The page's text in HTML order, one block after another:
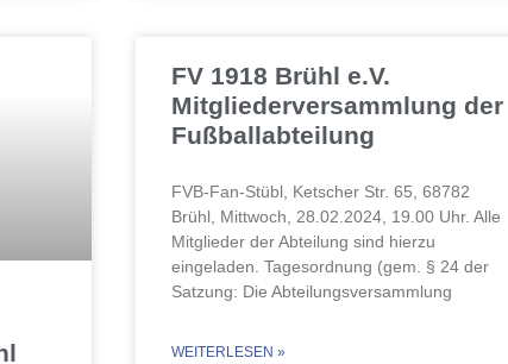
FV 1918 Brühl e.V.
Mitgliederversammlung der
Fußballabteilung
FVB-Fan-Stübl, Ketscher Str. 65, 68782
Brühl, Mittwoch, 28.02.2024, 19.00 Uhr. Alle
Mitglieder der Abteilung sind hierzu
eingeladen. Tagesordnung (gem. § 24 der
Satzung: Die Abteilungsversammlung
WEITERLESEN »